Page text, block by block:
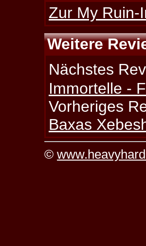
Zur My Ruin-
Weitere
Nächstes
Immortelle -
Vorheriges
Baxas
©